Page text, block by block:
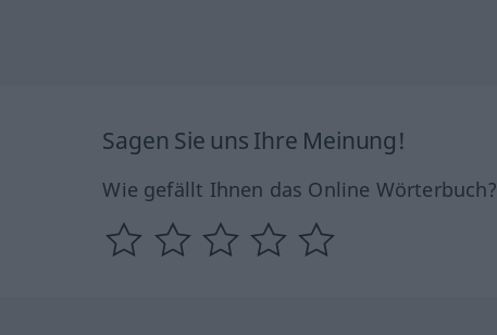
Sagen Sie uns Ihre Meinung!
Wie gefällt Ihnen das Online Wörterbuch?